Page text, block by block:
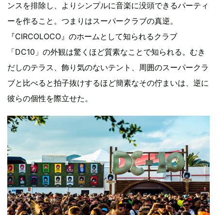
ンスを排除し、よりシンプルに音楽に没頭できるパーティ
ーを作ること。つまりはスーパークラブの真逆。
『CIRCOLOCO』のホームとして知られるクラブ
「DC10」の外観は驚くほど質素なことで知られる。むき
だしのテラス、飾り気のないテント、周囲のスーパークラ
ブと比べると拍子抜けするほど簡素なその佇まいは、逆に
彼らの個性を際立せた。